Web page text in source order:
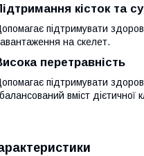
кісток та
підтримувати
на скелет.
перетравність
підтримувати
вміст дієтичної